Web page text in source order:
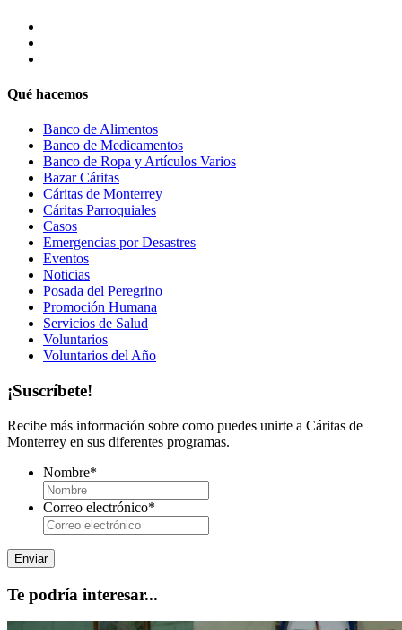
Qué hacemos
Banco de Alimentos
Banco de Medicamentos
Banco de Ropa y Artículos Varios
Bazar Cáritas
Cáritas de Monterrey
Cáritas Parroquiales
Casos
Emergencias por Desastres
Eventos
Noticias
Posada del Peregrino
Promoción Humana
Servicios de Salud
Voluntarios
Voluntarios del Año
¡Suscríbete!
Recibe más información sobre como puedes unirte a Cáritas de
Monterrey en sus diferentes programas.
Nombre*
Correo electrónico*
Te podría interesar...